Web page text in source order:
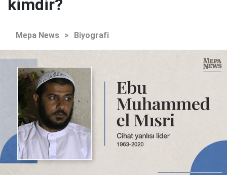
kimdir?
Mepa News > Biyografi